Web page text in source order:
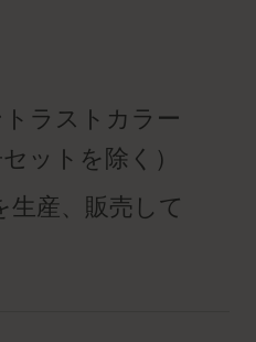
ラストカラー
ットを除く）
産、販売して